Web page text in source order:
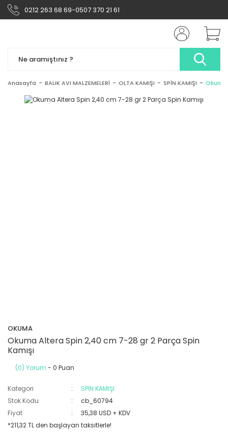
0212 263 68 69-0507 370 21 61
Anasayfa BALIK AVI MALZEMELERİ OLTA KAMIŞI SPİN KAMIŞI Okuma
OKUMA
Okuma Altera Spin 2,40 cm 7-28 gr 2 Parça Spin
Kamışı
(0) Yorum - 0 Puan
Kategori
SPİN KAMIŞI
Stok Kodu
cb_60794
Fiyat
35,38 USD + KDV
*211,32 TL den başlayan taksitlerle!